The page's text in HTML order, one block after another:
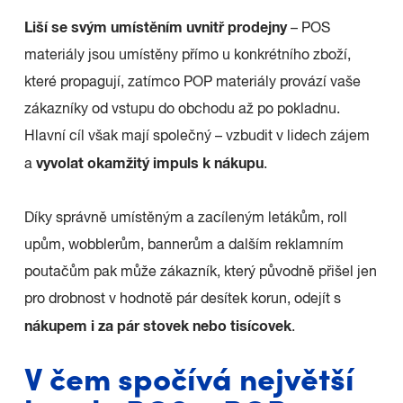
Liší se svým umístěním uvnitř prodejny– POS
materiály jsou umístěny přímo u konkrétního zboží,
které propagují, zatímco POP materiály provází vaše
zákazníky od vstupu do obchodu až po pokladnu.
Hlavní cíl však mají společný – vzbudit v lidech zájem
a vyvolat okamžitý impuls k nákupu.
Díky správně umístěným a zacíleným letákům, roll
upům, wobblerům, bannerům a dalším reklamním
poutačům pak může zákazník, který původně přišel jen
pro drobnost v hodnotě pár desítek korun, odejít s
nákupem i za pár stovek nebo tisícovek.
V čem spočívá největší